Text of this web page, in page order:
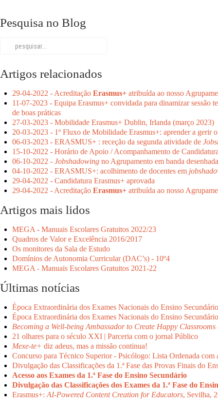
Pesquisa no Blog
Artigos relacionados
29-04-2022 - Acreditação Erasmus+ atribuída ao nosso
11-07-2023 - Equipa Erasmus+ convidada para dinamizar
de boas práticas
27-03-2023 - Mobilidade Erasmus+ Dublin, Irlanda (março 2023)
20-03-2023 - 1º Fluxo de Mobilidade Erasmus+: aprender a gerir
06-03-2023 - ERASMUS+ : receção da segunda atividade de
15-10-2022 - Horário de Apoio / Acompanhamento de
06-10-2022 - Jobshadowing no Agrupamento em banda desenhada
04-10-2022 - ERASMUS+: acolhimento de docentes em
29-04-2022 - Candidatura Erasmus+ aprovada
29-04-2022 - Acreditação Erasmus+ atribuída ao nosso
Artigos mais lidos
MEGA - Manuais Escolares Gratuitos 2022/23
Quadros de Valor e Excelência 2016/2017
Os monitores da Sala de Estudo
Domínios de Autonomia Curricular (DAC’s) - 10º4
MEGA - Manuais Escolares Gratuitos 2021-22
Últimas notícias
Época Extraordinária dos Exames Nacionais do Ensino
Época Extraordinária dos Exames Nacionais do Ensino Secundário
Becoming a Well-being Ambassador to Create Happy Classrooms
21 olhares para o século XXI | Parceria com o jornal Público
Mexe-te+ diz adeus, mas a missão continua!
Concurso para Técnico Superior - Psicólogo: Lista Ordenada com
Divulgação das Classificações da 1.ª Fase das Provas Finais do
Acesso aos Exames da 1.ª Fase do Ensino Secundário
Divulgação das Classificações dos Exames da 1.ª Fase do
Erasmus+: AI-Powered Content Creation for Educators, Sevilha,